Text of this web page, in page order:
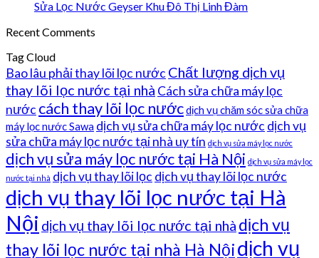
Sửa Lọc Nước Geyser Khu Đô Thị Linh Đàm
Recent Comments
Tag Cloud
Bao lâu phải thay lõi lọc nước Chất lượng dịch vụ
thay lõi lọc nước tại nhà Cách sửa chữa máy lọc
nước cách thay lõi lọc nướcdịch vụ chăm sóc sửa chữa
máy lọc nước Sawa dịch vụ sửa chữa máy lọc nước dịch vụ
sửa chữa máy lọc nước tại nhà uy tín dịch vụ sửa máy lọc nước
dịch vụ sửa máy lọc nước tại Hà Nội dịch vụ sửa máy lọc
nước tại nhà dịch vụ thay lõi lọc dịch vụ thay lõi lọc nước
dịch vụ thay lõi lọc nước tại Hà
Nội dịch vụ thay lõi lọc nước tại nhà dịch vụ
thay lõi lọc nước tại nhà Hà Nộidịch vụ